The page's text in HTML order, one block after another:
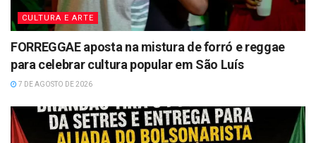
CULTURA E ARTE
FORREGGAE aposta na mistura de forró e reggae
para celebrar cultura popular em São Luís
7 DE AGOSTO DE 2026